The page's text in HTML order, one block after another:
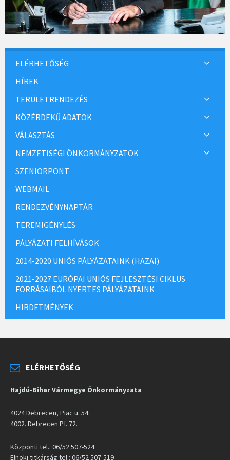
ELÉRHETŐSÉG
HÍREK
TERÜLETRENDEZÉS
KÖZÉRDEKŰ ADATOK
VÁLASZTÁS
NEMZETISÉGI ÖNKORMÁNYZATOK
SZENIORPONT
WEBMAIL
RENDEZVÉNYNAPTÁR
TEREMIGÉNYLÉS
PÁLYÁZATI FELHÍVÁSOK
2014-2020 UNIÓS PÁLYÁZATAINK (HAZAI)
2021-2027 EURÓPAI UNIÓS FEJLESZTÉSI CIKLUS
FORRÁSAIBÓL NYERTES PÁLYÁZATAINK
HIRDETMÉNYEK
ELÉRHETŐSÉG
Hajdú-Bihar Vármegye Önkormányzata
4024 Debrecen, Piac u. 54.
4002. Debrecen Pf. 72.
Központi tel.: 06/52 507-524
Elnöki titkárság tel.: 06/52 507-519